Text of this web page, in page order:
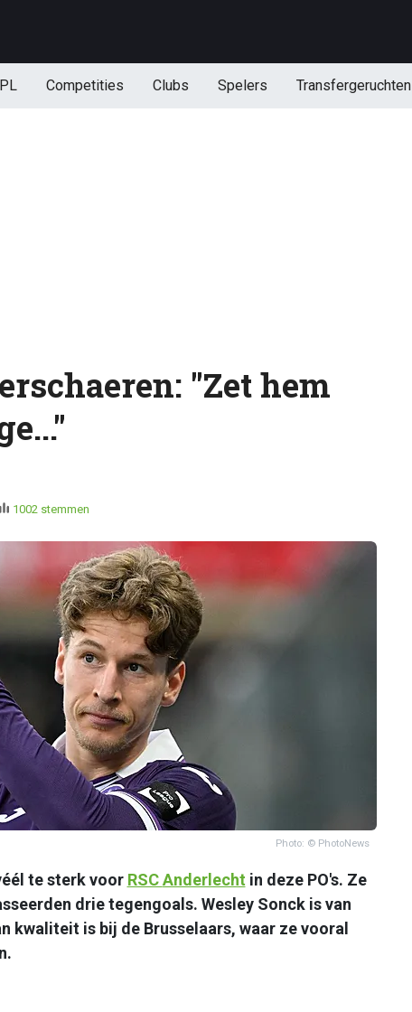
Competities Clubs Spelers Transfergeruchten
"Zet hem
1002 stemmen
Photo: © PhotoNews
te sterk voor RSCAnderlecht in deze PO's. Ze
drie tegengoals. Wesley Sonck is van
kwaliteit is bij de Brusselaars, waar ze vooral